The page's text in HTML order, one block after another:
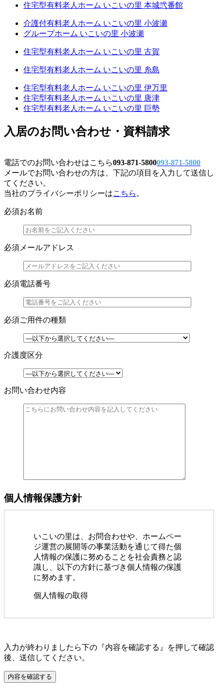
住宅型有料老人ホーム いこいの里 本城弐番館
介護付有料老人ホーム いこいの里 小波瀬
グループホーム いこいの里 小波瀬
住宅型有料老人ホーム いこいの里 古賀
住宅型有料老人ホーム いこいの里 糸島
住宅型有料老人ホーム いこいの里 伊万里
住宅型有料老人ホーム いこいの里 唐津
住宅型有料老人ホーム いこいの里 巨勢
入居のお問い合わせ・資料請求
電話でのお問い合わせはこちら093-871-5800093-871-5800
メールでお問い合わせの方は、下記の項目を入力して送信し
てください。
当社のプライバシーポリシーはこちら 。
必須お名前
必須 メールアドレス
必須電話番号
必須ご用件の種類
介護度区分
お問い合わせ内容
個人情報保護方針
いこいの里は、お問合わせや、ホームペー
ジ運営の展開等の事業活動を通じて得た個
人情報の保護に努めることを社会責務と認
識し、以下の方針に基づき個人情報の保護
に努めます。
個人情報の取得
す。
個人情報の利用
このフィールドは空のままにしてください。
入力が終わりましたら下の『内容を確認する』を押して確認
後、送信してください。